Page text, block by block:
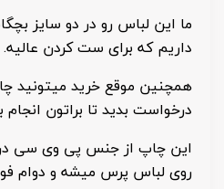
ما این لباس رو در دو سایز
داریم که برای ست کردن عالیه.
همچنین موقع خرید میتونید
درخواست بدید تا براتون انجام
این چاپ از جنس پی وی سی
روی لباس پرس میشه و دوام